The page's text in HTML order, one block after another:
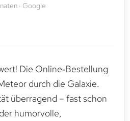
· Google
Die Online‑Bestellung
durch die Galaxie.
überragend – fast schon
humorvolle,